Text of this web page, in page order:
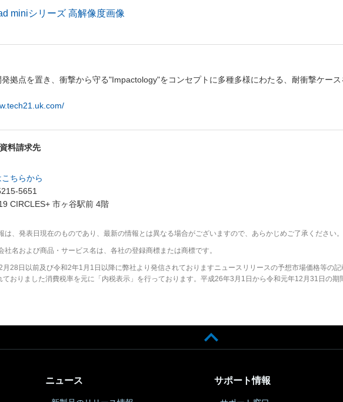
miniシリーズ 高解像度画像
拠点を置き、衝撃から守る"Impactology"をコンセプトに多種多様にわたる、耐衝撃ケー
料請求先
ちらから
5651
CIRCLES+ 市ヶ谷駅前 4階
、発表日現在のものであり、最新の情報とは異なる場合がございますので、あらかじめご了承ください。
名および商品・サービス名は、各社の登録商標または商標です。
28日以前及び令和2年1月1日以降に弊社より発信されておりますニュースリリースの予想市場価格等の記
おりました消費税率を元に「内税表示」を行っております。平成26年3月1日から令和元年12月31日の期
ニュース サポート情報